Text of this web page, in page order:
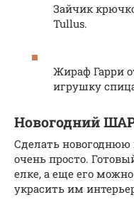
Зайчик
Tullus.
Жираф Гарри
игрушку
Новогодний
Сделать
очень просто.
елке, а еще его
украсить им